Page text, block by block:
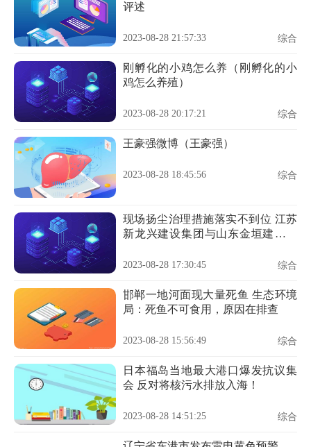
评述
2023-08-28 21:57:33 综合
刚孵化的小鸡怎么养（刚孵化的小
鸡怎么养殖）
2023-08-28 20:17:21 综合
王豪强微博（王豪强）
2023-08-28 18:45:56 综合
现场扬尘治理措施落实不到位 江苏
新龙兴建设集团与山东金垣建工违
2023-08-28 17:30:45 综合
邯郸一地河面现大量死鱼 生态环境
局：死鱼不可食用，原因在排查
2023-08-28 15:56:49 综合
日本福岛当地最大港口爆发抗议集
会 反对将核污水排放入海！
2023-08-28 14:51:25 综合